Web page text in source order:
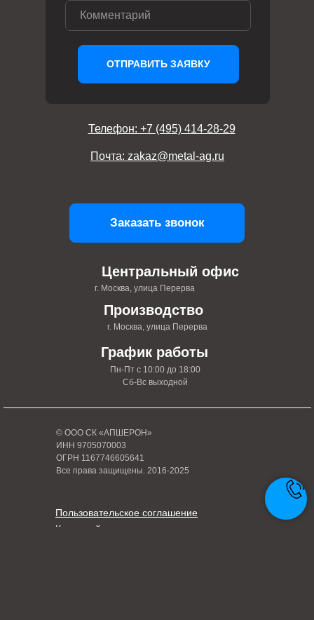
© ООО СК «АПШЕРОН»
ИНН 9705070003
ОГРН 1167746605641
Все права защищены. 2016-2025
Карта сайта
Пользовательское соглашение
ОТПРАВИТЬ ЗАЯВКУ
Центральный офис
г. Москва, улица Перерва
График работы
Пн-Пт с 10:00 до 18:00
Сб-Вс выходной
Производство
г. Москва, улица Перерва
Телефон: +7 (495) 414-28-29
Почта: zakaz@metal-ag.ru
Заказать звонок